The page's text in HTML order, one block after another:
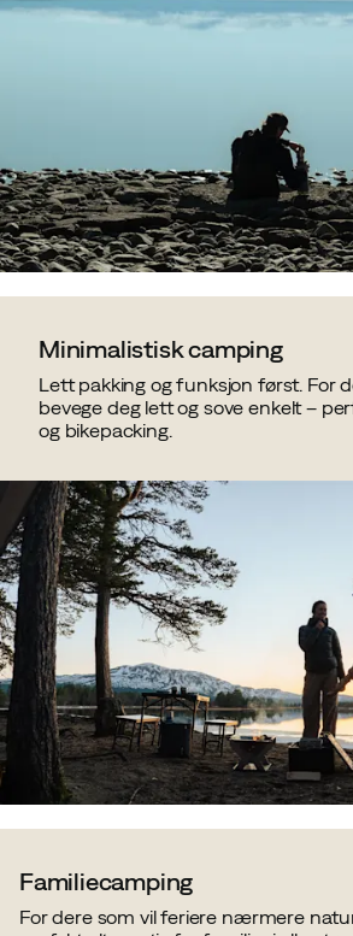
Minimalistisk camping
Lett pakking og funksjon først. For
bevege deg lett og sove enkelt –
og bikepacking.
Familiecamping
For dere som vil feriere nærmere